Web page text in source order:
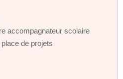
accompagnateur scolaire
de projets